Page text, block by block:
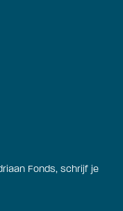
Fonds, schrijf je